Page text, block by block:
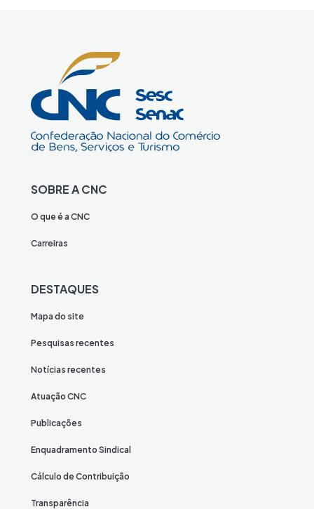
SOBRE A CNC
O que é a CNC
Carreiras
DESTAQUES
Mapa do site
Pesquisas recentes
Notícias recentes
Atuação CNC
Publicações
Enquadramento Sindical
Cálculo de Contribuição
Transparência